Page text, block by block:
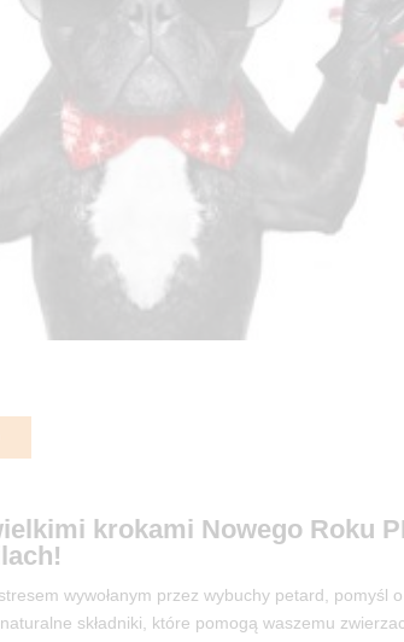
krokami Nowego Roku
wywołanym przez wybuchy petard, pomyśl
składniki, które pomogą waszemu